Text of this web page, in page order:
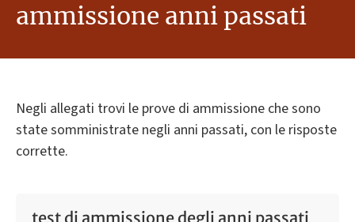
ammissione anni passati
Negli allegati trovi le prove di ammissione che sono
state somministrate negli anni passati, con le risposte
corrette.
test di ammissione degli anni passati